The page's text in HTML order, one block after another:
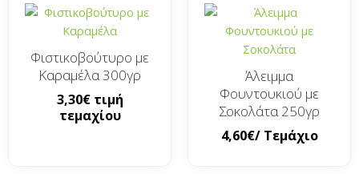
Φιστικοβούτυρο με
Καραμέλα 300γρ
3,30€ τιμή
τεμαχίου
Άλειμμα
Φουντουκιού με
Σοκολάτα 250γρ
4,60€/ Τεμάχιο